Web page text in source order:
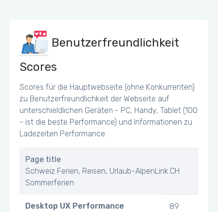
Benutzerfreundlichkeit
Scores
Scores für die Hauptwebseite (ohne Konkurrenten)
zu Benutzerfreundlichkeit der Webseite auf
unterschieldlichen Geräten - PC, Handy, Tablet (100
- ist die beste Performance) und Informationen zu
Ladezeiten Performance.
Page title
Schweiz Ferien, Reisen, Urlaub-AlpenLink.CH
Sommerferien
Desktop UX Performance 89